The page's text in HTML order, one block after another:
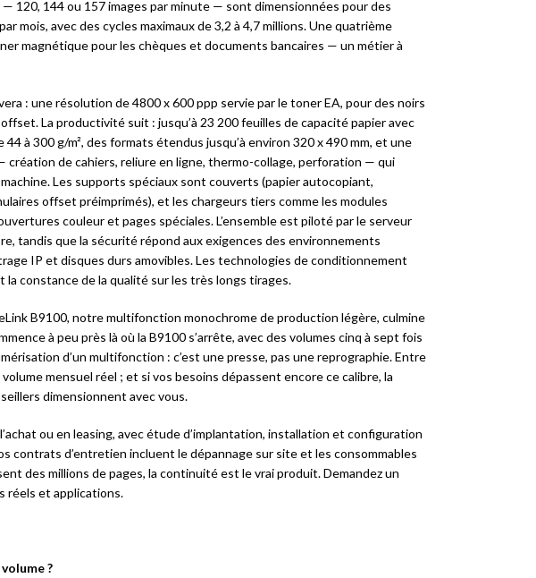
120, 144 ou 157 images par minute — sont dimensionnées pour des
mois, avec des cycles maximaux de 3,2 à 4,7 millions. Une quatrième
magnétique pour les chèques et documents bancaires — un métier à
: une résolution de 4800 x 600 ppp servie par le toner EA, pour des noirs
La productivité suit : jusqu’à 23 200 feuilles de capacité papier avec
à 300 g/m², des formats étendus jusqu’à environ 320 x 490 mm, et une
création de cahiers, reliure en ligne, thermo-collage, perforation — qui
Les supports spéciaux sont couverts (papier autocopiant,
offset préimprimés), et les chargeurs tiers comme les modules
couleur et pages spéciales. L’ensemble est piloté par le serveur
tandis que la sécurité répond aux exigences des environnements
IP et disques durs amovibles. Les technologies de conditionnement
constance de la qualité sur les très longs tirages.
B9100, notre multifonction monochrome de production légère, culmine
à peu près là où la B9100 s’arrête, avec des volumes cinq à sept fois
d’un multifonction : c’est une presse, pas une reprographie. Entre
mensuel réel ; et si vos besoins dépassent encore ce calibre, la
dimensionnent avec vous.
ou en leasing, avec étude d’implantation, installation et configuration
contrats d’entretien incluent le dépannage sur site et les consommables
des millions de pages, la continuité est le vrai produit. Demandez un
réels et applications.
?